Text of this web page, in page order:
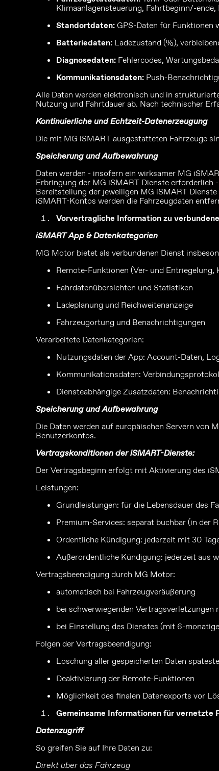
Klimaanlagensteuerung, Fahrtbeginn/-
Standortdaten:GPS-Daten für Funktionen
Batteriedaten: Ladezustand (%),
Diagnosedaten: Fehlercodes,
Kommunikationsdaten: Push-
Alle Daten werden elektronisch und in
Nutzung und Fahrtdauer ab. Nach technischer
Kontinuierliche und Echtzeit-Datenerzeugung
Die mit MG iSMART ausgestatteten Fahrzeuge
Speicherung und Aufbewahrung
Daten werden - insofern ein wirksamer MG
Erbringung der MG iSMART Dienste erforderlich
Bereitstellung der jeweiligen MG iSMART
iSMART-Kontos werden die Fahrzeugdaten
Vorvertragliche Information zu
iSMART App & Datenkategorien
MG Motor bietet als verbundenen Dienst
Remote-Funktionen (Ver- und Entriegelung,
Fahrdatenübersichten und Statistiken
Ladeplanung und Reichweitenanzeige
Fahrzeugortung und Benachrichtigungen
Verarbeitete Datenkategorien:
Nutzungsdaten der App: Account-Daten,
Kommunikationsdaten:
Diensteabhängige Zusatzdaten:
Speicherung und Aufbewahrung
Die Daten werden auf europäischen Servern von
Benutzerkontos.
Vertragskonditionen der iSMART-Dienste:
Der Vertragsbeginn erfolgt mit Aktivierung des
Leistungen:
Grundleistungen: für die Lebensdauer des
Premium-Services: separat buchbar (in der
Ordentliche Kündigung: jederzeit mit 30
Außerordentliche Kündigung: jederzeit aus
Vertragsbeendigung durch MG Motor:
automatisch bei Fahrzeugveräußerung
bei schwerwiegenden Vertragsverletzungen
bei Einstellung des Dienstes (mit 6-
Folgen der Vertragsbeendigung:
Löschung aller gespeicherten Daten
Deaktivierung der Remote-Funktionen
Möglichkeit des finalen Datenexports vor
Gemeinsame Informationen für vernetzte
Datenzugriff
So greifen Sie auf Ihre Daten zu:
Direkt über das Fahrzeug